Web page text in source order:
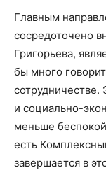
Главным
сосредоточено
Григорьева,
бы много
сотрудничестве.
и социально-
меньше
есть
завершается в